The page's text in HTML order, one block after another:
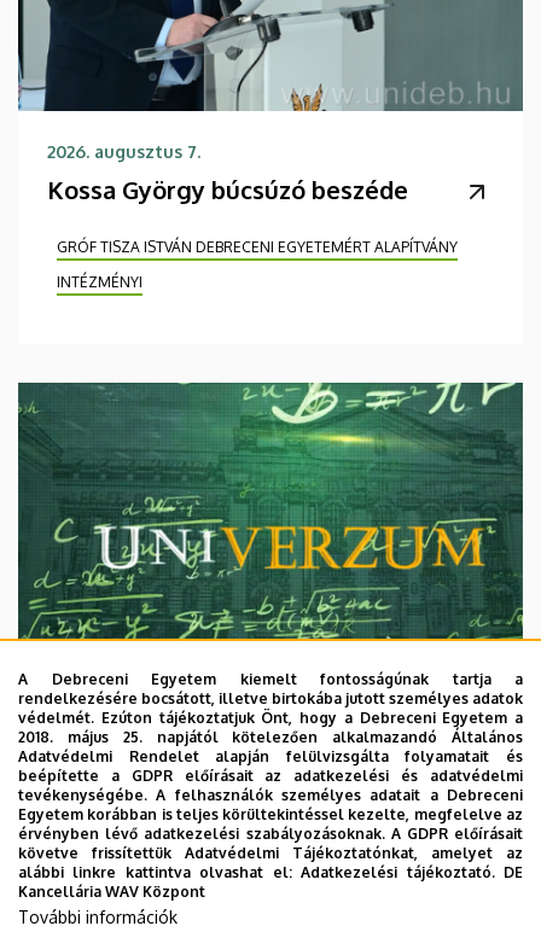
2026. augusztus 7.
Kossa György búcsúzó beszéde
GRÓF TISZA ISTVÁN DEBRECENI EGYETEMÉRT ALAPÍTVÁNY
INTÉZMÉNYI
2026. augusztus 7.
Univerzum: A Debreceni Egyetem
titkos receptjei
KUTATÁS TUDOMÁNY
A Debreceni Egyetem kiemelt fontosságúnak tartja a
rendelkezésére bocsátott, illetve birtokába jutott személyes adatok
védelmét. Ezúton tájékoztatjuk Önt, hogy a Debreceni Egyetem a
2018. május 25. napjától kötelezően alkalmazandó Általános
Adatvédelmi Rendelet alapján felülvizsgálta folyamatait és
beépítette a GDPR előírásait az adatkezelési és adatvédelmi
tevékenységébe. A felhasználók személyes adatait a Debreceni
Egyetem korábban is teljes körültekintéssel kezelte, megfelelve az
érvényben lévő adatkezelési szabályozásoknak. A GDPR előírásait
követve frissítettük Adatvédelmi Tájékoztatónkat, amelyet az
alábbi linkre kattintva olvashat el:Adatkezelési tájékoztató. DE
Kancellária WAV Központ
További információk